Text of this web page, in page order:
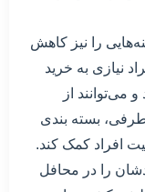
را نیز کاهش
نیازی به خرید
می‌توانند از
طرفی، بسته بندی
افراد کمک کند.
را در محافل